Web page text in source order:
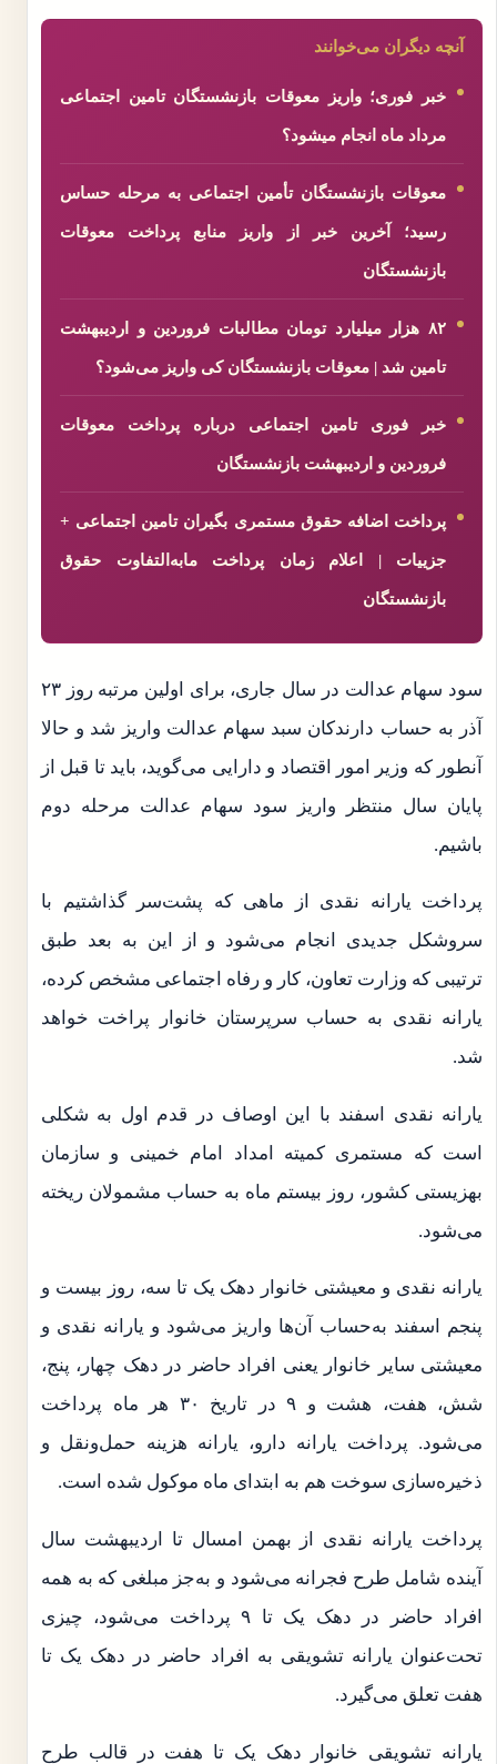
آنچه دیگران می‌خوانند
خبر فوری؛ واریز معوقات بازنشستگان تامین اجتماعی
مرداد ماه انجام میشود؟
معوقات بازنشستگان تأمین اجتماعی به مرحله حساس
رسید؛ آخرین خبر از واریز منابع پرداخت معوقات
بازنشستگان
۸۲ هزار میلیارد تومان مطالبات فروردین و اردیبهشت
تامین شد | معوقات بازنشستگان کی واریز می‌شود؟
خبر فوری تامین اجتماعی درباره پرداخت معوقات
فروردین و اردیبهشت بازنشستگان
پرداخت اضافه حقوق مستمری بگیران تامین اجتماعی +
جزییات | اعلام زمان پرداخت مابه‌التفاوت حقوق
بازنشستگان
سود سهام عدالت در سال جاری، برای اولین مرتبه روز ۲۳
آذر به حساب دارندکان سبد سهام عدالت واریز شد و حالا
آنطور که وزیر امور اقتصاد و دارایی می‌گوید، باید تا قبل از
پایان سال منتظر واریز سود سهام عدالت مرحله دوم
باشیم.
پرداخت یارانه نقدی از ماهی که پشت‌سر گذاشتیم با
سروشکل جدیدی انجام می‌شود و از این به بعد طبق
ترتیبی که وزارت تعاون، کار و رفاه اجتماعی مشخص کرده،
یارانه نقدی به حساب سرپرستان خانوار پراخت خواهد
شد.
یارانه نقدی اسفند با این اوصاف در قدم اول به شکلی
است که مستمری کمیته امداد امام خمینی و سازمان
بهزیستی کشور، روز بیستم ماه به حساب مشمولان ریخته
می‌شود.
یارانه نقدی و معیشتی خانوار دهک یک تا سه، روز بیست و
پنجم اسفند به‌حساب آن‌ها واریز می‌شود و یارانه نقدی و
معیشتی سایر خانوار یعنی افراد حاضر در دهک چهار، پنج،
شش، هفت، هشت و ۹ در تاریخ ۳۰ هر ماه پرداخت
می‌شود. پرداخت یارانه دارو، یارانه هزینه حمل‌ونقل و
ذخیره‌سازی سوخت هم به ابتدای ماه موکول شده است.
پرداخت یارانه نقدی از بهمن امسال تا اردیبهشت سال
آینده شامل طرح فجرانه می‌شود و به‌جز مبلغی که به همه
افراد حاضر در دهک یک تا ۹ پرداخت می‌شود، چیزی
تحت‌عنوان یارانه تشویقی به افراد حاضر در دهک یک تا
هفت تعلق می‌گیرد.
یارانه تشویقی خانوار دهک یک تا هفت در قالب طرح